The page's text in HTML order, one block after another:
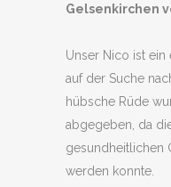
Gelsenkirchen
Unser Nico ist
auf der Suche
hübsche Rüde
abgegeben, da
gesundheitlichen
werden konnte.